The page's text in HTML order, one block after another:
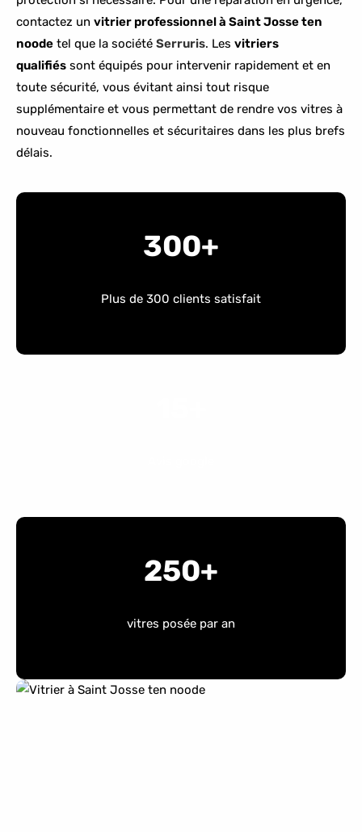
contactez un vitrier professionnel à Saint Josse ten
noode tel que la société Serruris. Les vitriers
qualifiés sont équipés pour intervenir rapidement et en
toute sécurité, vous évitant ainsi tout risque
supplémentaire et vous permettant de rendre vos vitres à
nouveau fonctionnelles et sécuritaires dans les plus brefs
délais.
300+
Plus de 300 clients satisfait
250+
vitres posée par an